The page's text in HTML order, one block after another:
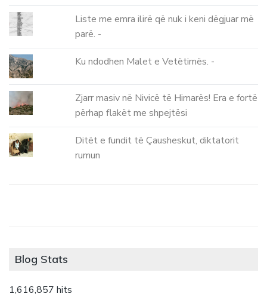
Liste me emra ilirë që nuk i keni dëgjuar më
parë. -
Ku ndodhen Malet e Vetëtimës. -
Zjarr masiv në Nivicë të Himarës! Era e fortë
përhap flakët me shpejtësi
Ditët e fundit të Çausheskut, diktatorit
rumun
Blog Stats
1,616,857 hits